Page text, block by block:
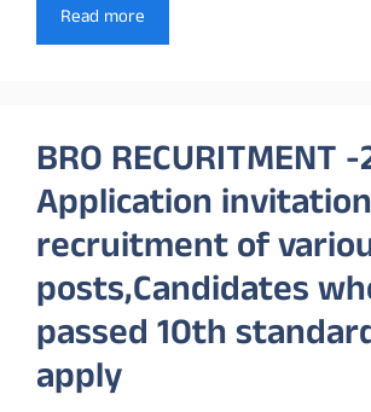
Read more
BRO RECURITMENT
Application
recruitment of
posts,Candidates
passed 10th
apply